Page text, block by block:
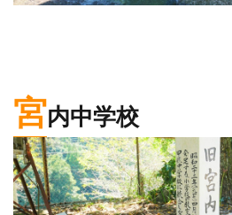
宮内中学校